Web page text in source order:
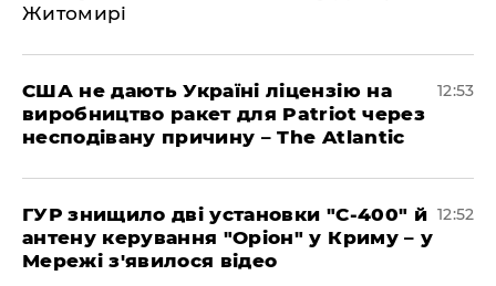
Житомирі
США не дають Україні ліцензію на
виробництво ракет для Patriot через
несподівану причину – The Atlantic
12:53
ГУР знищило дві установки "С-400" й
антену керування "Оріон" у Криму – у
Мережі з'явилося відео
12:52